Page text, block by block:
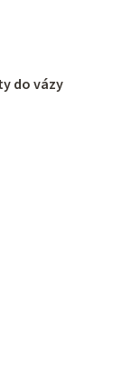
do vázy